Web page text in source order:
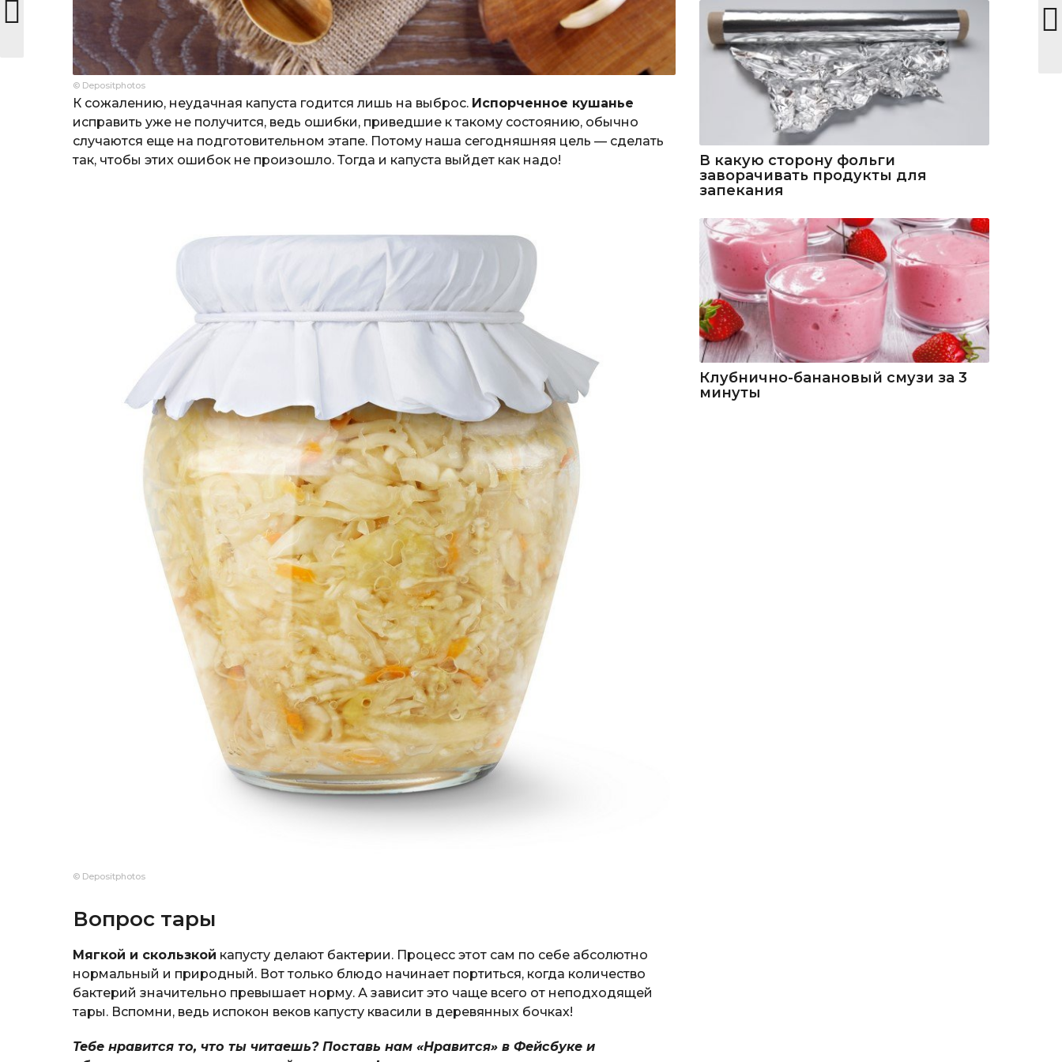
© Depositphotos
К сожалению, неудачная капуста годится лишь на выброс. Испорченное кушанье
исправить уже не получится, ведь ошибки, приведшие к такому состоянию, обычно
случаются еще на подготовительном этапе. Потому наша сегодняшняя цель — сделать
так, чтобы этих ошибок не произошло. Тогда и капуста выйдет как надо!
© Depositphotos
Вопрос тары
Мягкой и скользкой капусту делают бактерии. Процесс этот сам по себе абсолютно
нормальный и природный. Вот только блюдо начинает портиться, когда количество
бактерий значительно превышает норму. А зависит это чаще всего от неподходящей
тары. Вспомни, ведь испокон веков капусту квасили в деревянных бочках!
Тебе нравится то, что ты читаешь? Поставь нам «Нравится» в Фейсбуке и
В какую сторону фольги
заворачивать продукты для
запекания
Клубнично-банановый смузи за 3
минуты